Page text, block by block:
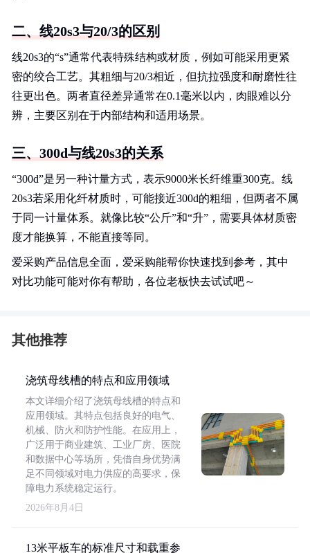
二、线20s3与20/3的区别
线20s3的“s”通常代表特殊结构或材质，例如可能采用更紧
密的绞合工艺。其粗细与20/3相近，但抗拉强度和耐磨性往
往更出色。两者直径差异通常在0.1毫米以内，肉眼难以分
辨，主要区别在于内部结构和适用场景。
三、300d与线20s3的关系
“300d”是另一种计量方式，表示9000米长纤维重300克。线
20s3若采用化纤材质时，可能接近300d的粗细，但两者不属
于同一计量体系。就像比较“公斤”和“升”，需要具体材质密
度才能换算，不能直接等同。
爱采购产品信息全面，爱采购能帮你快速找到参考，其中
对比功能可能对你有帮助，各位老板快去试试吧～
其他推荐
浇筑母线槽的特点和应用领域
本文详细介绍了浇筑母线槽的特点和
应用领域。其特点包括良好的电气、
机械、防火和防护性能。在应用上，
广泛用于商业建筑、工业厂房、医院
和数据中心等场所，凭借自身优势满
足不同领域对电力供应的高要求，保
障电力系统稳定运行。
2026年8月4日
13米平板车的标准尺寸和载重参